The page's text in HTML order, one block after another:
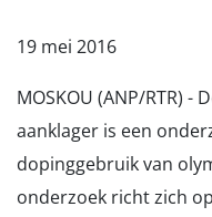
19 mei 2016
MOSKOU (ANP/RTR) -
aanklager is een
dopinggebruik van
onderzoek richt zich